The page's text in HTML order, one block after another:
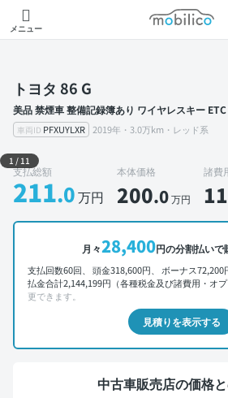
メニュー
モビリコ
トヨタ 86 G
美品 禁煙車 整備記録簿あり ワイヤレスキー
車両ID PFXUYLXR 2019年・3.0万km・レッド系
外装 左前
1 /11
支払総額
211.0万円
本体価格
200.0万円
諸費
11
月々28,400円の分割払いで
支払回数60回、 頭金318,600円、 ボーナス
払金合計2,144,199円（各種税金及び諸費用・オプ
更できます。
見積りを表示する
中古車販売店の価格